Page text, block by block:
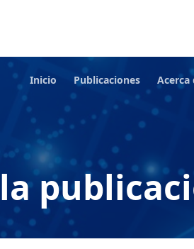
Inicio Publicaciones Acerca